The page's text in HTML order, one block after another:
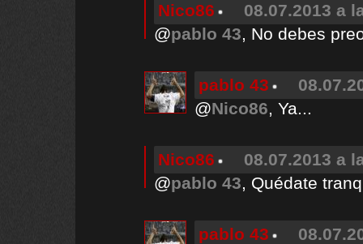
Nico86
08.07.2013 a
@pablo 43, No debes
pablo 43
@Nico86, Ya...
Nico86
08.07.2013 a
@pablo 43, Quédate
pablo 43